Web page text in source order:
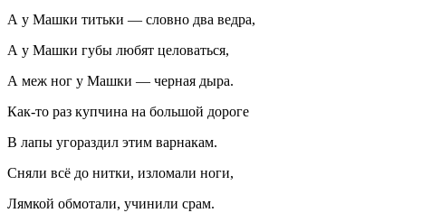
А у Машки титьки — словно два ведра,
А у Машки губы любят целоваться,
А меж ног у Машки — черная дыра.
Как-то раз купчина на большой дороге
В лапы угораздил этим варнакам.
Сняли всё до нитки, изломали ноги,
Лямкой обмотали, учинили срам.